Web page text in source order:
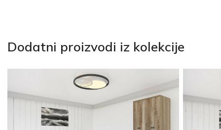
Dodatni proizvodi iz kolekcije